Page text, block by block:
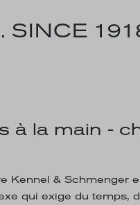
SINCE
à la main -
Kennel & Schmenger
qui exige du temps,